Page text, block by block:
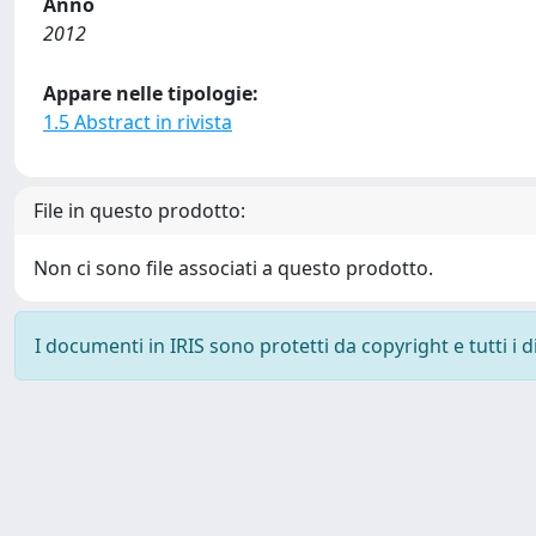
2012
Appare nelle tipologie:
1.5 Abstract in rivista
File in questo prodotto:
Non ci sono file associati a questo prodotto.
I documenti in IRIS sono protetti da copyright e tutti i